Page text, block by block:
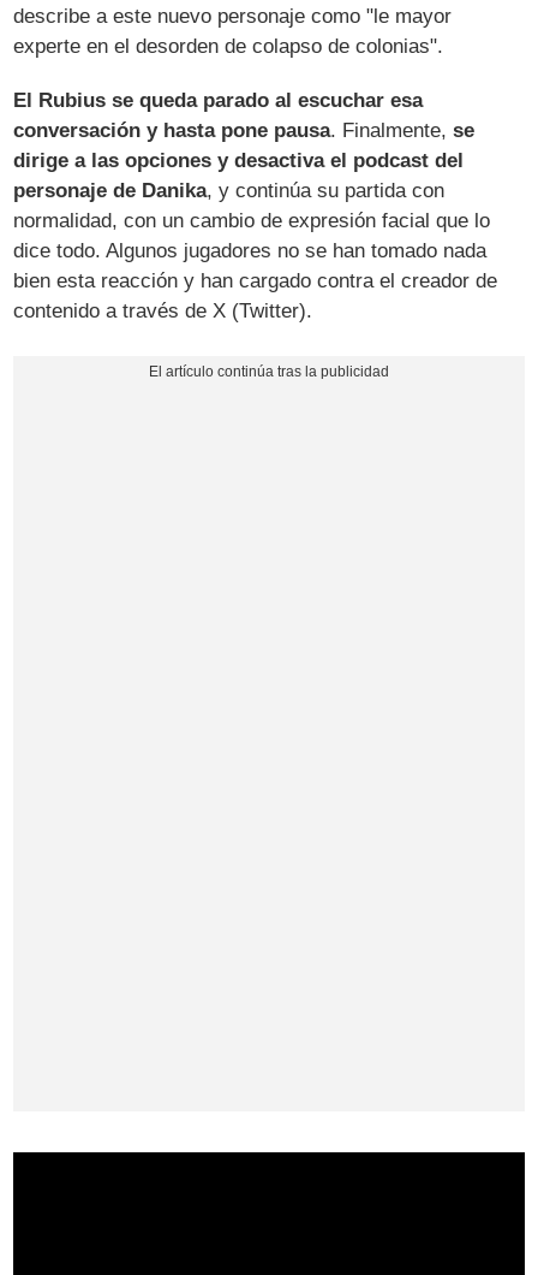
describe a este nuevo personaje como "le mayor
experte en el desorden de colapso de colonias".
El Rubius se queda parado al escuchar esa
conversación y hasta pone pausa. Finalmente,se
dirige a las opciones y desactiva el podcast del
personaje de Danika, y continúa su partida con
normalidad, con un cambio de expresión facial que lo
dice todo. Algunos jugadores no se han tomado nada
bien esta reacción y han cargado contra el creador de
contenido a través de X (Twitter).